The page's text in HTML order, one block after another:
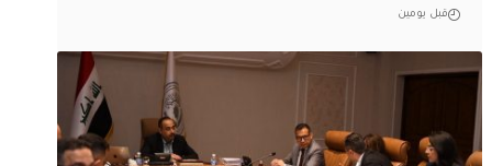
قبل يومين